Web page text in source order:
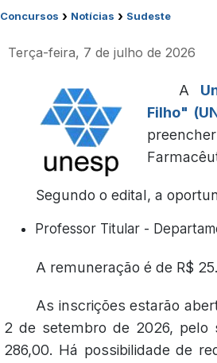
Concursos › Notícias › Sudeste
Terça-feira, 7 de julho de 2026
A
Filho"
Segundo o edital, a
Professor Titular -
A remuneração é de R$
As inscrições estarão
2 de setembro de 2026, pelo
286,00. Há possibilidade de